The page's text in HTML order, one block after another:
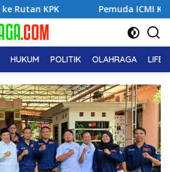
Pemuda ICMI Kota Tual
HUKUM POLITIK OLAHRAGA